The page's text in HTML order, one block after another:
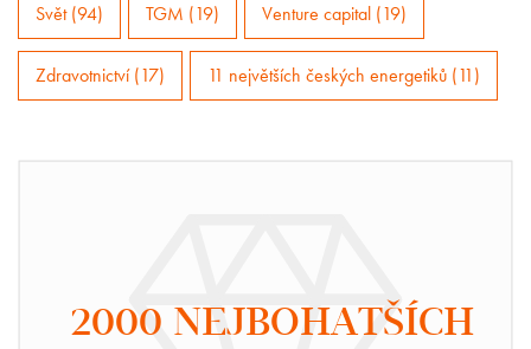
Svět (94) TGM (19) Venture capital (19)
Zdravotnictví (17) 11 největších českých energetiků (11)
2000 NEJBOHATŠÍCH